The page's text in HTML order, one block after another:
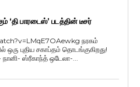
‘தி பாரடைஸ்’ படத்தின் டீசர்
நரகம்
ஒரு புதிய சகாப்தம் தொடங்குகிறது!
ஸ்ரீகாந்த் ஒடேலா-...